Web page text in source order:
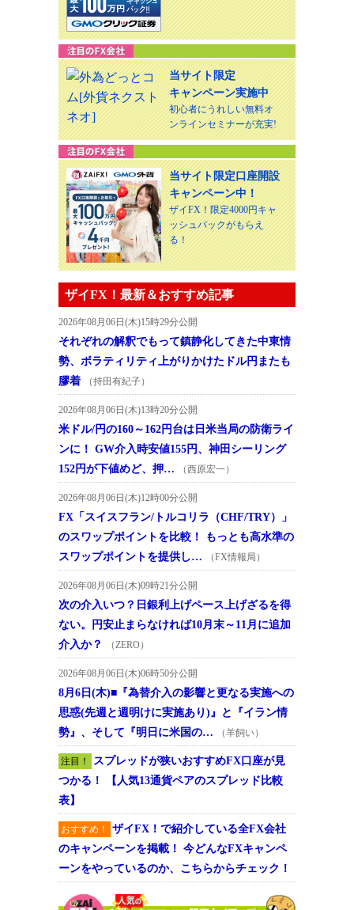
当サイト限定
キャンペーン実施中
初心者にうれしい無料オ
ンラインセミナーが充実!
当サイト限定口座開設
キャンペーン中！
ザイFX！限定4000円キャ
ッシュバックがもらえ
る！
ザイFX！最新＆おすすめ記事
2026年08月06日(木)15時29分公開
それぞれの解釈でもって鎮静化してきた中東情
勢、ボラティリティ上がりかけたドル円またも
膠着
（持田有紀子）
2026年08月06日(木)13時20分公開
米ドル/円の160～162円台は日米当局の防衛ライ
ンに！ GW介入時安値155円、神田シーリング
152円が下値めど、押…
（西原宏一）
2026年08月06日(木)12時00分公開
FX「スイスフラン/トルコリラ（CHF/TRY）」
のスワップポイントを比較！ もっとも高水準の
スワップポイントを提供し…
（FX情報局）
2026年08月06日(木)09時21分公開
次の介入いつ？日銀利上げペース上げざるを得
ない。円安止まらなければ10月末～11月に追加
介入か？
（ZERO）
2026年08月06日(木)06時50分公開
8月6日(木)■『為替介入の影響と更なる実施への
思惑(先週と週明けに実施あり)』と『イラン情
勢』、そして『明日に米国の…
（羊飼い）
注目！
スプレッドが狭いおすすめFX口座が見
つかる！ 【人気13通貨ペアのスプレッド比較
表】
おすすめ！
ザイFX！で紹介している全FX会社
のキャンペーンを掲載！ 今どんなFXキャンペ
ーンをやっているのか、こちらからチェック！